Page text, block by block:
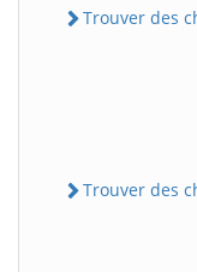
Trouver des
Trouver des